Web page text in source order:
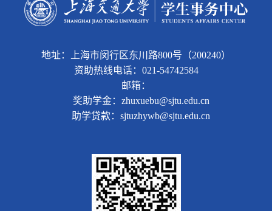
地址：上海市闵行区东川路800号（200240）
资助热线电话：021-54742584
邮箱：
奖助学金：zhuxuebu@sjtu.edu.cn
助学贷款：sjtuzhywb@sjtu.edu.cn